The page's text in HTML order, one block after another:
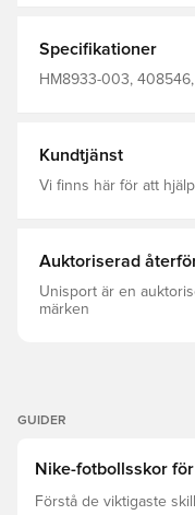
passar och skjuter.
Specifikationer
HM8933-003,
Kundtjänst
Vi finns här för att
Auktoriserad
Unisport är en
märken
GUIDER
Nike-fotbollsskor
Förstå de viktigaste